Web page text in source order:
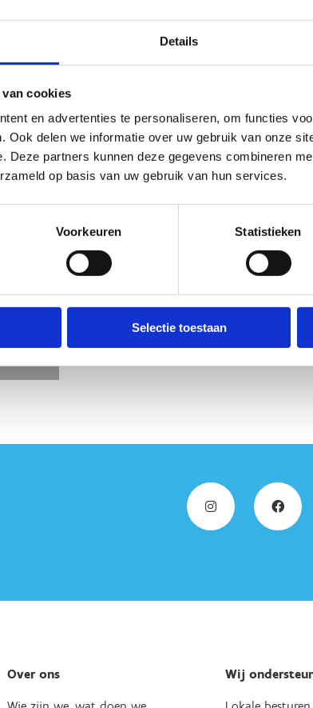
Details
cookies
en advertenties te personaliseren, om functies
Ook delen we informatie over uw gebruik van onze
Deze partners kunnen deze gegevens combineren
op basis van uw gebruik van hun services.
Voorkeuren Statistieken
Selectie toestaan
Over ons Wij